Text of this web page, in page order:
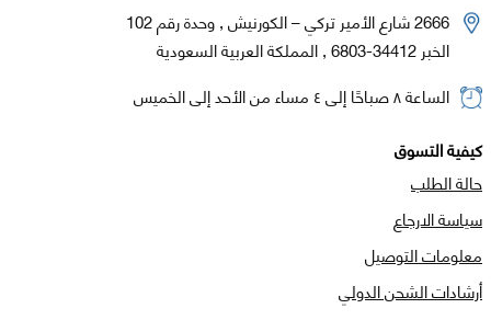
2666 شارع الأمير تركي – الكورنيش , وحدة رقم 102
الخبر 34412-6803 , المملكة العربية السعودية
الساعة ٨ صباحًا إلى ٤ مساء من الأحد إلى الخميس
كيفية التسوق
حالة الطلب
سياسة الارجاع
معلومات التوصيل
أرشادات الشحن الدولي